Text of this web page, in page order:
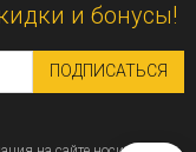
и бонусы!
ПОДПИСАТЬСЯ